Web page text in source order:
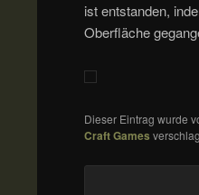
ist entstanden,
Oberfläche
Dieser Eintrag wurde
Craft Games